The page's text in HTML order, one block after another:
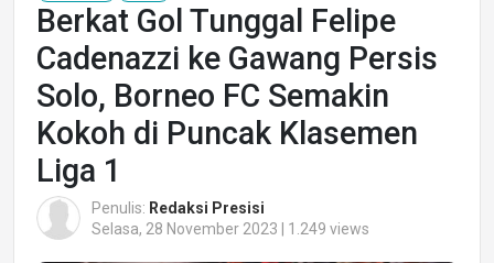
Berkat Gol Tunggal Felipe
Cadenazzi ke Gawang Persis
Solo, Borneo FC Semakin
Kokoh di Puncak Klasemen
Liga 1
Penulis: Redaksi Presisi
Selasa, 28 November 2023 | 1.249 views